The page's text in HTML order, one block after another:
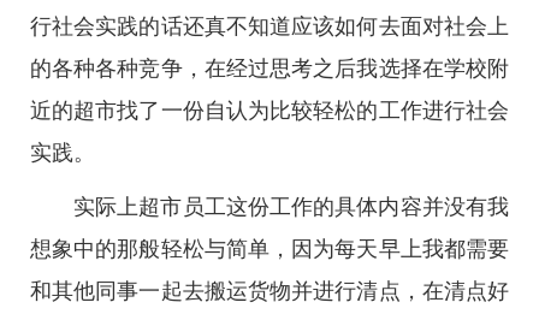
行社会实践的话还真不知道应该如何去面对社会上
的各种各种竞争，在经过思考之后我选择在学校附
近的超市找了一份自认为比较轻松的工作进行社会
实践。
实际上超市员工这份工作的具体内容并没有我
想象中的那般轻松与简单，因为每天早上我都需要
和其他同事一起去搬运货物并进行清点，在清点好